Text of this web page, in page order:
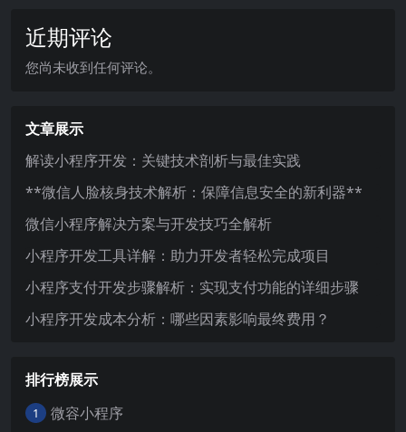
近期评论
您尚未收到任何评论。
文章展示
解读小程序开发：关键技术剖析与最佳实践
**微信人脸核身技术解析：保障信息安全的新利器**
微信小程序解决方案与开发技巧全解析
小程序开发工具详解：助力开发者轻松完成项目
小程序支付开发步骤解析：实现支付功能的详细步骤
小程序开发成本分析：哪些因素影响最终费用？
排行榜展示
1 微容小程序